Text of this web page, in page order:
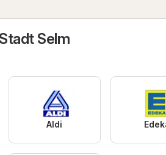
Selm
Aldi